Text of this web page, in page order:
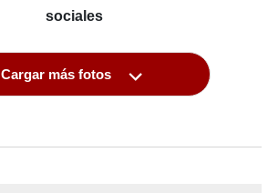
sociales
Cargar más fotos